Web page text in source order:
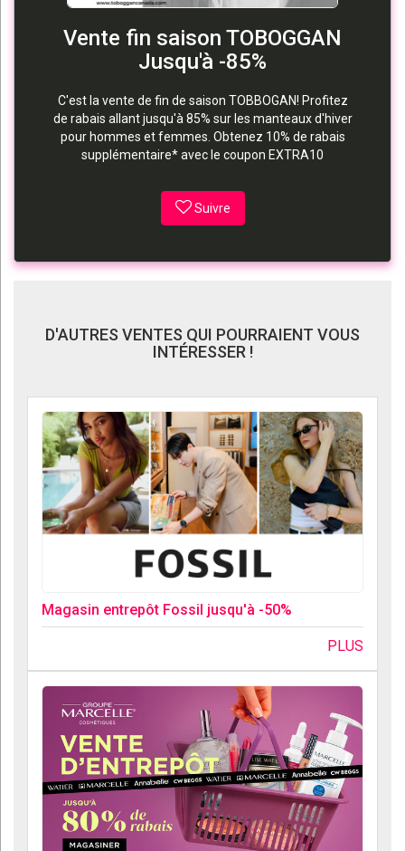
Vente fin saison TOBOGGAN
Jusqu'à -85%
C'est la vente de fin de saison TOBBOGAN! Profitez
de rabais allant jusqu'à 85% sur les manteaux d'hiver
pour hommes et femmes. Obtenez 10% de rabais
supplémentaire* avec le coupon EXTRA10
Suivre
D'AUTRES VENTES QUI POURRAIENT VOUS
INTÉRESSER !
Magasin entrepôt Fossil jusqu'à -50%
PLUS